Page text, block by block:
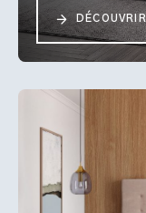
DÉCOUVRIR